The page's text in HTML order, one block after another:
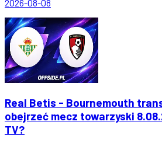
2026-08-08
Real Betis - Bournemouth
obejrzeć mecz towarzyski
TV?